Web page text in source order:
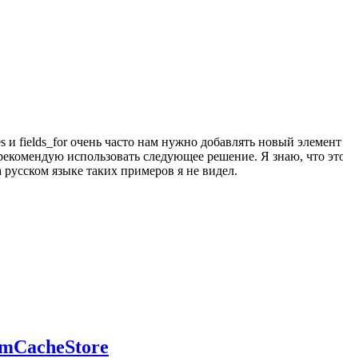
и fields_for очень часто нам нужно добавлять новый
использовать следующее решение. Я знаю, что
языке таких примеров я не видел.